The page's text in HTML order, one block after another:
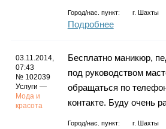
Город/нас. пункт: г. Шахты
Подробнее
03.11.2014,
07:43
№ 102039
Услуги —
Мода и
красота
Бесплатно маникюр,
под руководством
обращаться по
контакте. Буду очень
Город/нас. пункт: г. Шахты